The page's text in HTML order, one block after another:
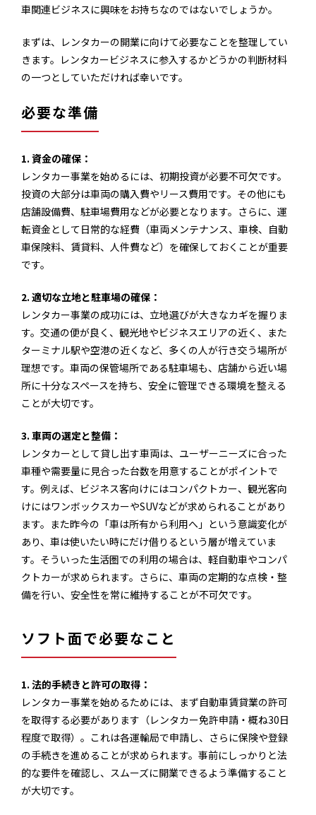
車関連ビジネスに興味をお持ちなのではないでしょうか。
まずは、レンタカーの開業に向けて必要なことを整理してい
きます。レンタカービジネスに参入するかどうかの判断材料
の一つとしていただければ幸いです。
必要な準備
1. 資金の確保：
レンタカー事業を始めるには、初期投資が必要不可欠です。
投資の大部分は車両の購入費やリース費用です。その他にも
店舗設備費、駐車場費用などが必要となります。さらに、運
転資金として日常的な経費（車両メンテナンス、車検、自動
車保険料、賃貸料、人件費など）を確保しておくことが重要
です。
2. 適切な立地と駐車場の確保：
レンタカー事業の成功には、立地選びが大きなカギを握りま
す。交通の便が良く、観光地やビジネスエリアの近く、また
ターミナル駅や空港の近くなど、多くの人が行き交う場所が
理想です。車両の保管場所である駐車場も、店舗から近い場
所に十分なスペースを持ち、安全に管理できる環境を整える
ことが大切です。
3. 車両の選定と整備：
レンタカーとして貸し出す車両は、ユーザーニーズに合った
車種や需要量に見合った台数を用意することがポイントで
す。例えば、ビジネス客向けにはコンパクトカー、観光客向
けにはワンボックスカーやSUVなどが求められることがあり
ます。また昨今の「車は所有から利用へ」という意識変化が
あり、車は使いたい時にだけ借りるという層が増えていま
す。そういった生活圏での利用の場合は、軽自動車やコンパ
クトカーが求められます。さらに、車両の定期的な点検・整
備を行い、安全性を常に維持することが不可欠です。
ソフト面で必要なこと
1. 法的手続きと許可の取得：
レンタカー事業を始めるためには、まず自動車賃貸業の許可
を取得する必要があります（レンタカー免許申請・概ね30日
程度で取得）。これは各運輸局で申請し、さらに保険や登録
の手続きを進めることが求められます。事前にしっかりと法
的な要件を確認し、スムーズに開業できるよう準備すること
が大切です。